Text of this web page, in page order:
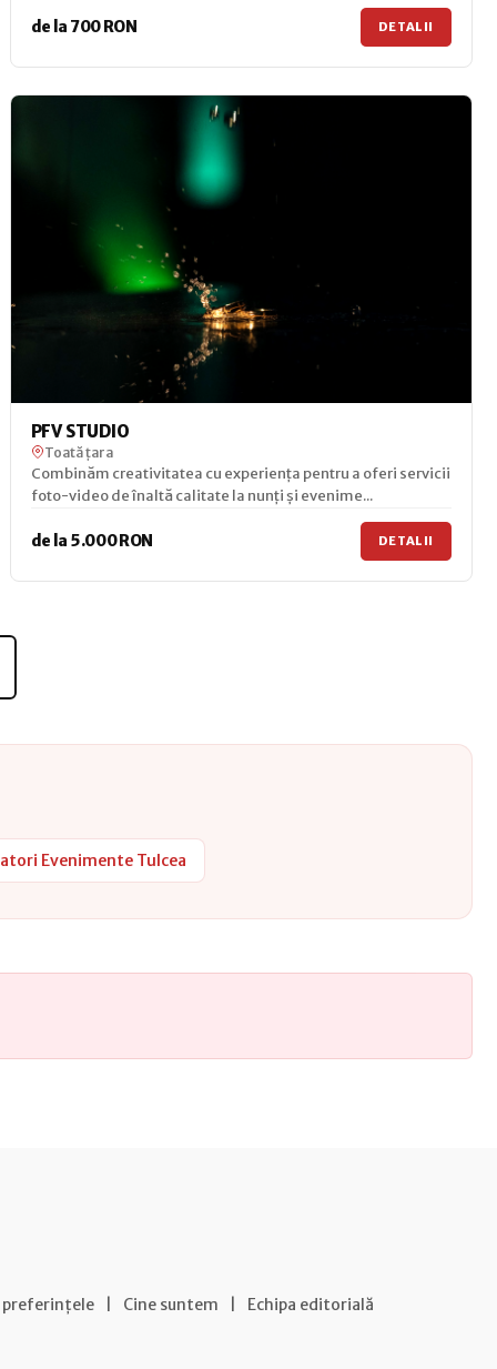
de la 700 RON DETALII
PFV STUDIO
Toată țara
Combinăm creativitatea cu experiența pentru a oferi servicii
foto-video de înaltă calitate la nunți și evenime...
de la 5.000 RON DETALII
Evenimente Tulcea
Cine suntem Echipa editorială